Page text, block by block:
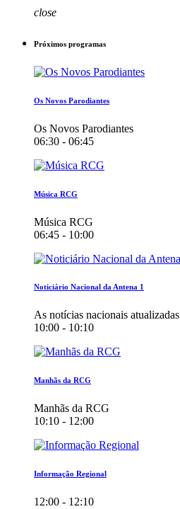
close
Próximos programas
Os Novos Parodiantes
Os Novos Parodiantes
06:30 - 06:45
Música RCG
Música RCG
06:45 - 10:00
Noticiário Nacional da Antena 1
As notícias nacionais atualizadas
10:00 - 10:10
Manhãs da RCG
Manhãs da RCG
10:10 - 12:00
Informação Regional
12:00 - 12:10